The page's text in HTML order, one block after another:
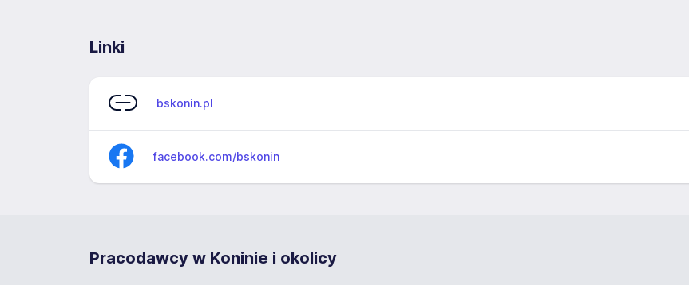
Linki
bskonin.pl
facebook.com/bskonin
Pracodawcy w Koninie i okolicy